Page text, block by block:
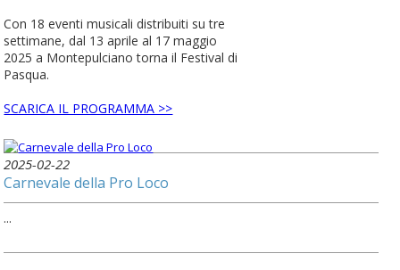
Con 18 eventi musicali distribuiti su tre
settimane, dal 13 aprile al 17 maggio
2025 a Montepulciano torna il Festival di
Pasqua.
SCARICA IL PROGRAMMA >>
2025-02-22
Carnevale della Pro Loco
...